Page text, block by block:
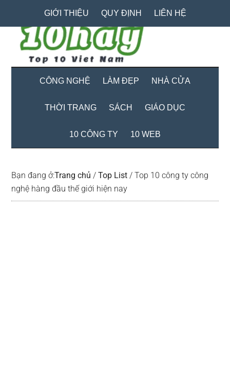
content
secondary
menu
primary
sidebar
GIỚI THIỆU QUY ĐỊNH LIÊN HỆ
CÔNG NGHỆ LÀM ĐẸP NHÀ CỬA
THỜI TRANG SÁCH GIÁO DỤC
10 CÔNG TY 10 WEB
Bạn đang ở:Trang chủ / Top List / Top 10 công ty công
nghệ hàng đầu thế giới hiện nay